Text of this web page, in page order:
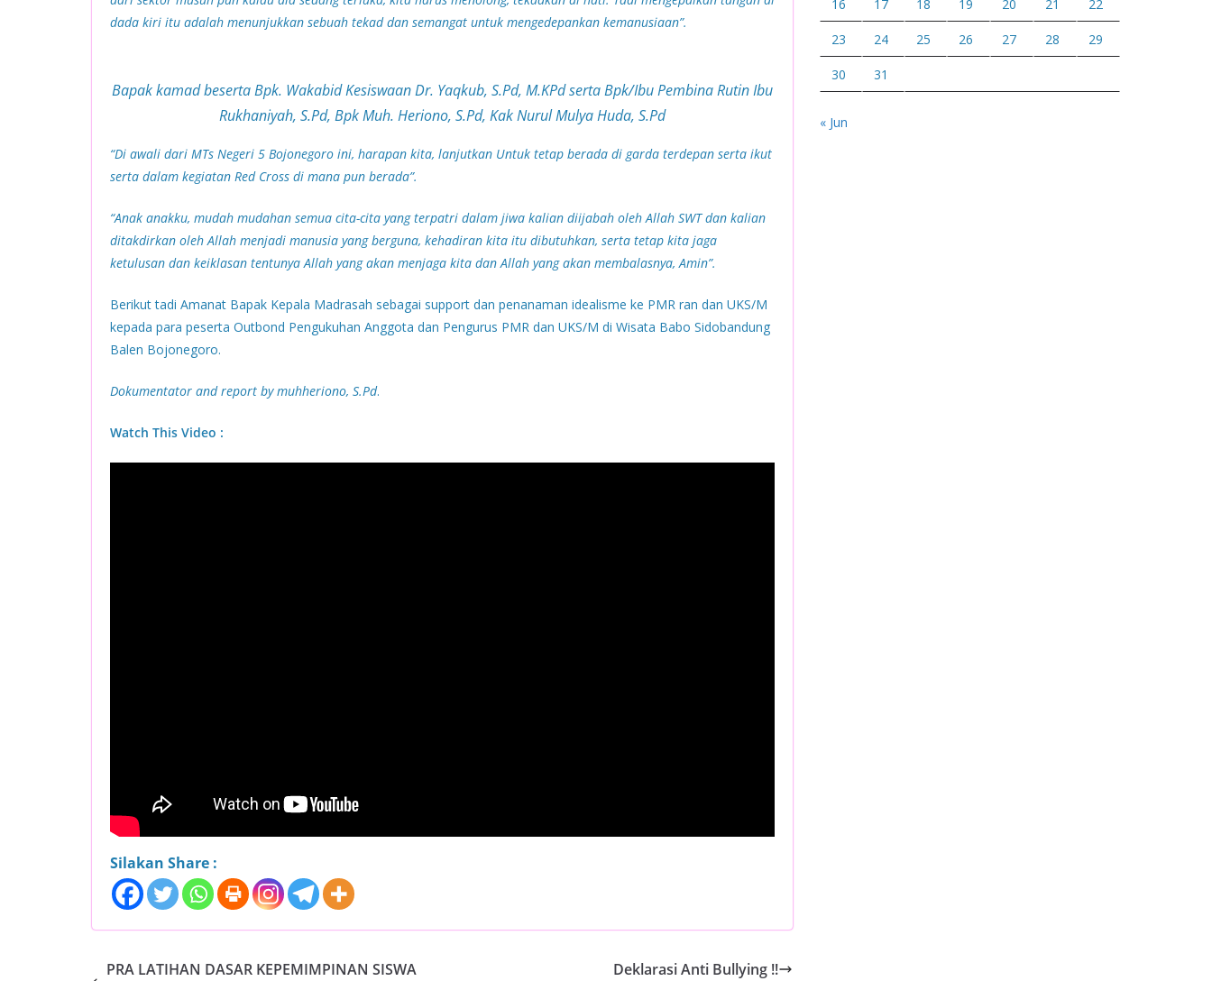
dada kiri itu adalah menunjukkan sebuah tekad dan semangat untuk mengedepankan kemanusiaan”.
Bapak kamad beserta Bpk. Wakabid Kesiswaan Dr. Yaqkub, S.Pd, M.KPd serta Bpk/Ibu Pembina Rutin Ibu
Rukhaniyah, S.Pd, Bpk Muh. Heriono, S.Pd, Kak Nurul Mulya Huda, S.Pd
“Di awali dari MTs Negeri 5 Bojonegoro ini, harapan kita, lanjutkan Untuk tetap berada di garda terdepan serta ikut
serta dalam kegiatan Red Cross di mana pun berada”.
“Anak anakku, mudah mudahan semua cita-cita yang terpatri dalam jiwa kalian diijabah oleh Allah SWT dan kalian
ditakdirkan oleh Allah menjadi manusia yang berguna, kehadiran kita itu dibutuhkan, serta tetap kita jaga
ketulusan dan keiklasan tentunya Allah yang akan menjaga kita dan Allah yang akan membalasnya, Amin”.
Berikut tadi Amanat Bapak Kepala Madrasah sebagai support dan penanaman idealisme ke PMR ran dan UKS/M
kepada para peserta Outbond Pengukuhan Anggota dan Pengurus PMR dan UKS/M di Wisata Babo Sidobandung
Balen Bojonegoro.
Dokumentator and report by muhheriono, S.Pd.
Watch This Video :
Silakan Share :
PRA LATIHAN DASAR KEPEMIMPINAN SISWA Deklarasi Anti Bullying !!
16 17 18 19 20 21 22
23 24 25 26 27 28 29
30 31
« Jun